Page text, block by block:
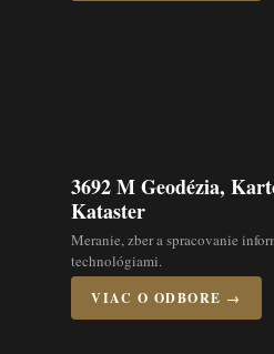
3692 M Geodézia,
Kataster
Meranie, zber a spracovanie
technológiami.
VIAC O ODBORE →